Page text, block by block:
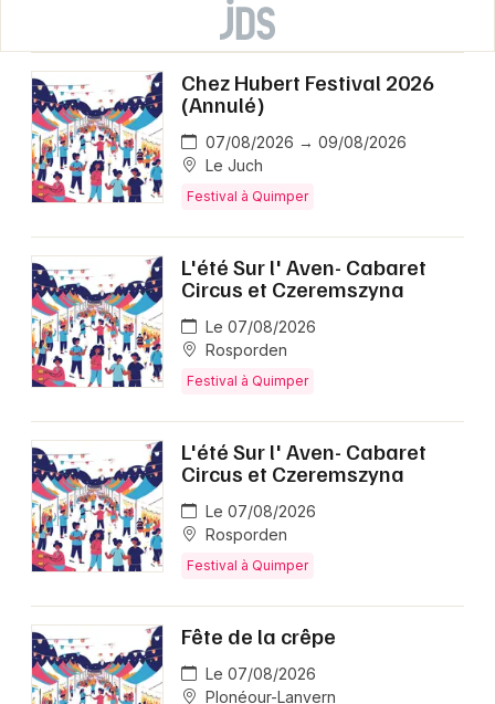
Chez Hubert Festival 2026
(Annulé)
07/08/2026 → 09/08/2026
Le Juch
Festival à Quimper
L'été Sur l' Aven- Cabaret
Circus et Czeremszyna
Le 07/08/2026
Rosporden
Festival à Quimper
L'été Sur l' Aven- Cabaret
Circus et Czeremszyna
Le 07/08/2026
Rosporden
Festival à Quimper
Fête de la crêpe
Le 07/08/2026
Plonéour-Lanvern